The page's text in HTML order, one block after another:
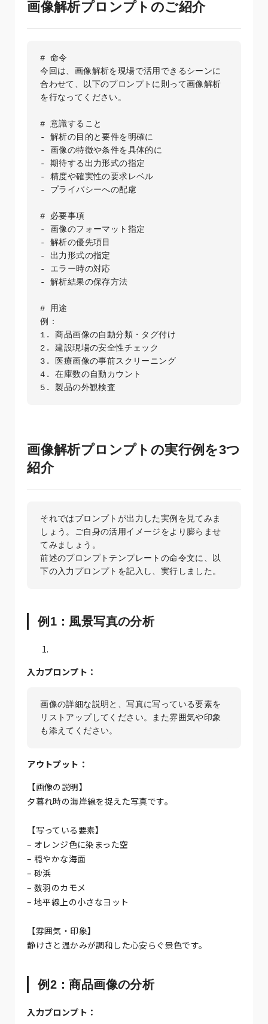
画像解析プロンプトのご紹介
# 命令
今回は、画像解析を現場で活用できるシーンに
合わせて、以下のプロンプトに則って画像解析
を行なってください。
# 意識すること
- 解析の目的と要件を明確に
- 画像の特徴や条件を具体的に
- 期待する出力形式の指定
- 精度や確実性の要求レベル
- プライバシーへの配慮
# 必要事項
- 画像のフォーマット指定
- 解析の優先項目
- 出力形式の指定
- エラー時の対応
- 解析結果の保存方法
# 用途
例：
1. 商品画像の自動分類・タグ付け
2. 建設現場の安全性チェック
3. 医療画像の事前スクリーニング
4. 在庫数の自動カウント
5. 製品の外観検査
画像解析プロンプトの実行例を3つ
紹介
それではプロンプトが出力した実例を見てみま
しょう。ご自身の活用イメージをより膨らませ
てみましょう。
前述のプロンプトテンプレートの命令文に、以
下の入力プロンプトを記入し、実行しました。
例1：風景写真の分析
入力プロンプト：
画像の詳細な説明と、写真に写っている要素を
リストアップしてください。また雰囲気や印象
も添えてください。
アウトプット：
【画像の説明】
夕暮れ時の海岸線を捉えた写真です。
【写っている要素】
– オレンジ色に染まった空
– 穏やかな海面
– 砂浜
– 数羽のカモメ
– 地平線上の小さなヨット
【雰囲気・印象】
静けさと温かみが調和した心安らぐ景色です。
例2：商品画像の分析
入力プロンプト：